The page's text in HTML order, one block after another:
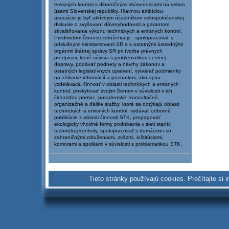
Tieto stránky používajú cookies. Prečítajte si
emisných kontrol s dlhoročnými skúsenosťami na celom
území Slovenskej republiky. Hlavnou ambíciou
asociácie je byť aktívnym účastníkom celospoločenskej
diskusie o zvyšovaní dôveryhodnosti a garantom
skvalitňovania výkonu technických a emisných kontrol.
Predmetom činnosti združenia je : spolupracovať s
príslušnými ministerstvami SR a s ostatnými ústrednými
orgánmi štátnej správy SR pri tvorbe právnych
predpisov, ktoré súvisia s problematikou cestnej
dopravy, podávať podnety a návrhy zákonov a
ostatných legislatívnych opatrení, vytvárať podmienky
na získanie informácií a poznatkov, ako aj na
vzdelávaciu činnosť v oblasti technických a emisných
kontrol, poskytovať svojim členom v súvislosti s ich
činnosťou pomoc, poradenské, konzultačné,
organizačné a ďalšie služby, ktoré sa dotýkajú oblasti
technických a emisných kontrol, vydávať odborné
publikácie z oblasti činnosti STK, propagovať
ekologicky vhodné formy podnikania v sieti staníc
technickej kontroly, spolupracovať s domácimi i so
zahraničnými združeniami, zväzmi, inštitúciami,
komorami a spolkami v súvislosti s problematikou STK.